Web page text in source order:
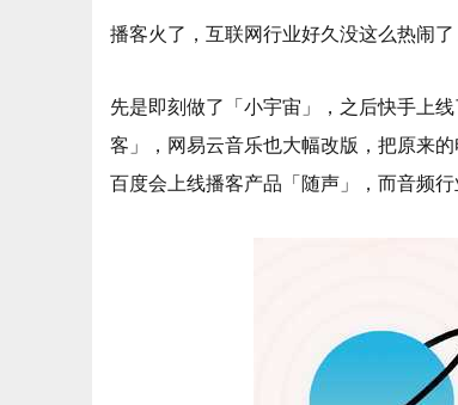
播客火了，互联网行业好久没这么热闹
先是即刻做了「小宇宙」，之后快手上
客」，网易云音乐也大幅改版，把原来
百度会上线播客产品「随声」，而音频